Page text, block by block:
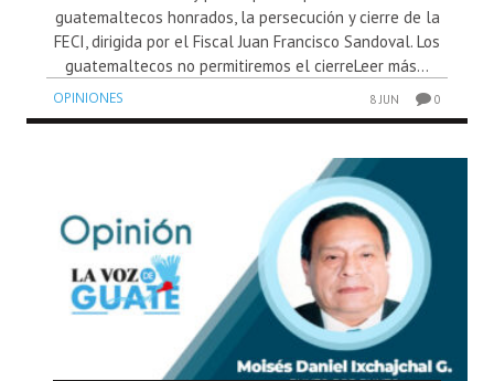
guatemaltecos honrados, la persecución y cierre de la
FECI, dirigida por el Fiscal Juan Francisco Sandoval. Los
guatemaltecos no permitiremos el cierreLeer más...
OPINIONES 8 JUN 0